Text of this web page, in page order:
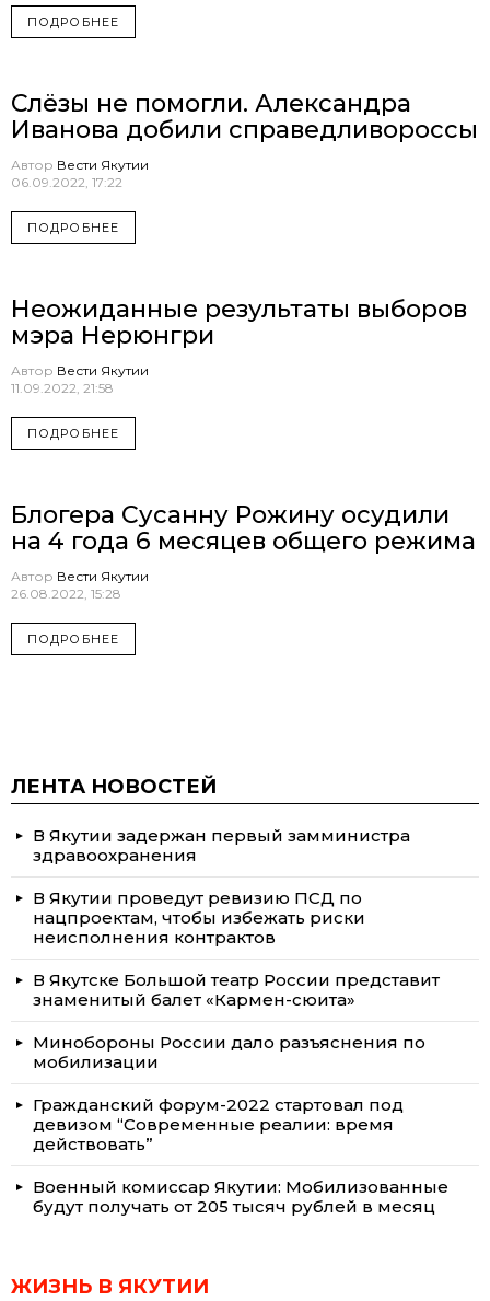
ПОДРОБНЕЕ
Слёзы не помогли. Александра
Иванова добили справедливороссы
Автор Вести Якутии
06.09.2022, 17:22
ПОДРОБНЕЕ
Неожиданные результаты выборов
мэра Нерюнгри
Автор Вести Якутии
11.09.2022, 21:58
ПОДРОБНЕЕ
Блогера Сусанну Рожину осудили
на 4 года 6 месяцев общего режима
Автор Вести Якутии
26.08.2022, 15:28
ПОДРОБНЕЕ
ЛЕНТА НОВОСТЕЙ
В Якутии задержан первый замминистра
здравоохранения
В Якутии проведут ревизию ПСД по
нацпроектам, чтобы избежать риски
неисполнения контрактов
В Якутске Большой театр России представит
знаменитый балет «Кармен-сюита»
Минобороны России дало разъяснения по
мобилизации
Гражданский форум-2022 стартовал под
девизом “Современные реалии: время
действовать”
Военный комиссар Якутии: Мобилизованные
будут получать от 205 тысяч рублей в месяц
ЖИЗНЬ В ЯКУТИИ